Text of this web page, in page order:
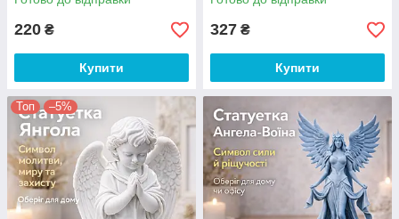
220 ₴
Купити
327 ₴
Купити
Топ –5%